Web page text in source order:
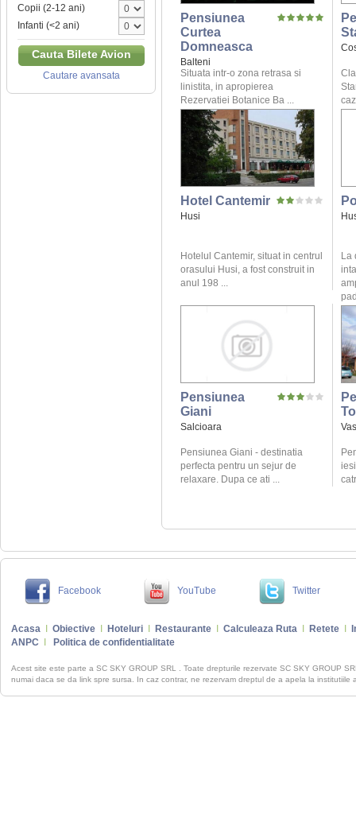
Copii (2-12 ani)
Infanti (<2 ani)
Cauta Bilete Avion
Cautare avansata
Pensiunea
Curtea
Domneasca
Balteni
Situata intr-o zona retrasa si
linistita, in apropierea
Rezervatiei Botanice Ba ...
Hotel Cantemir
Husi
Hotelul Cantemir, situat in centrul
orasului Husi, a fost construit in
anul 198 ...
La
Pensiunea
Giani
Salcioara
Pensiunea Giani - destinatia
perfecta pentru un sejur de
relaxare. Dupa ce ati ...
Facebook YouTube Twitter
Acasa Obiective Hoteluri Restaurante Calculeaza Ruta Retete
ANPC
Politica de confidentialitate
Acest site este parte a SC SKY GROUP SRL . Toate drepturile rezervate SC SKY GROUP
numai daca se da link spre sursa. In caz contrar, ne rezervam dreptul de a apela la institutiile